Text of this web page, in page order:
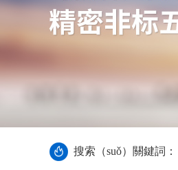
搜索（suǒ）關鍵詞：